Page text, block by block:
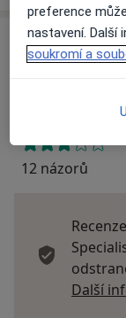
Názory
12 názorů
Další
preference
nastavení. Další
soukromí a